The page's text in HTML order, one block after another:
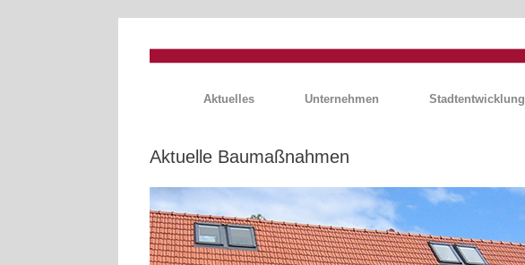
springen
Aktuelles Unternehmen Stadtentwicklung
Aktuelle Baumaßnahmen